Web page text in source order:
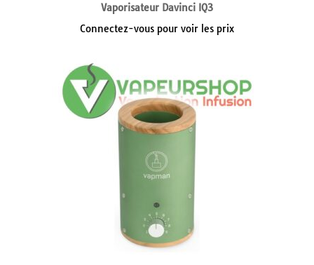
Vaporisateur Davinci IQ3
Connectez-vous pour voir les prix